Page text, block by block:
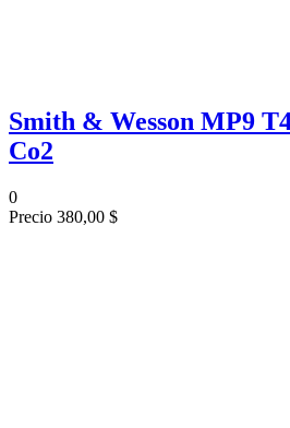
Smith & Wesson MP9
Co2
0
Precio 380,00 $